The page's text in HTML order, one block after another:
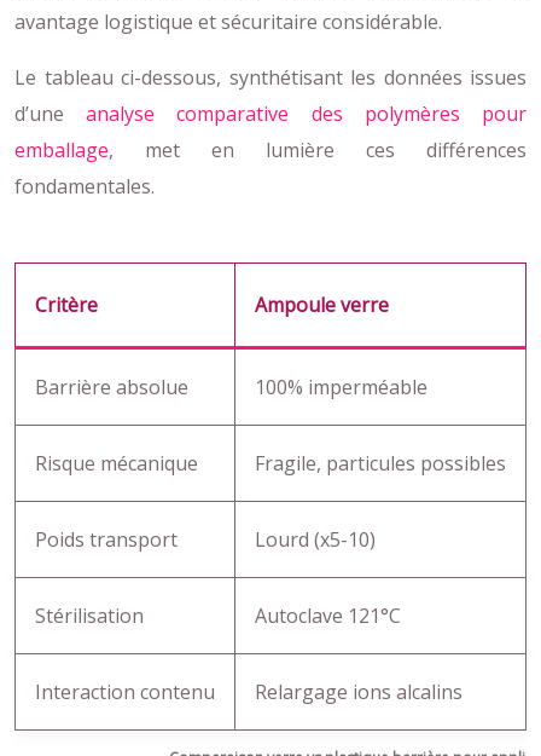
avantage logistique et sécuritaire considérable.
Le tableau ci-dessous, synthétisant les données issues
d’uneanalyse comparative des polymères pour
emballage, met en lumière ces différences
fondamentales.
Critère Ampoule verre
Barrière absolue 100% imperméable
Risque mécanique Fragile, particules possibles
Poids transport Lourd (x5-10)
Stérilisation Autoclave 121°C
Interaction contenu Relargage ions alcalins